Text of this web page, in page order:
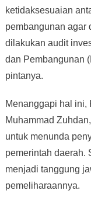
ketidaksesuaian
pembangunan agar
dilakukan audit
dan Pembangunan
pintanya.
Menanggapi hal ini,
Muhammad
untuk menunda
pemerintah daerah.
menjadi tanggung
pemeliharaannya.